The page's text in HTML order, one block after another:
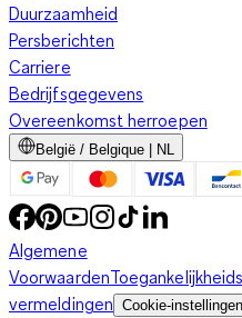
Duurzaamheid
Persberichten
Carriere
Bedrijfsgegevens
Overeenkomst herroepen
België / Belgique | NL
Algemene
Voorwaarden
vermeldingen Cookie-instellingen